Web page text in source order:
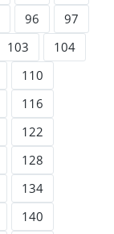
96
97
103
104
110
116
122
128
134
140